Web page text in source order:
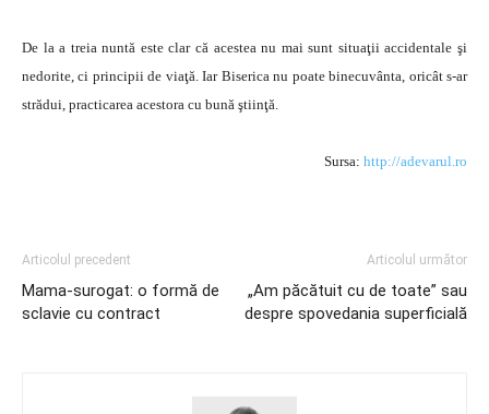
De la a treia nuntă este clar că acestea nu mai sunt situaţii accidentale şi
nedorite, ci principii de viaţă. Iar Biserica nu poate binecuvânta, oricât s-ar
strădui, practicarea acestora cu bună ştiinţă.
Sursa: http://adevarul.ro
Articolul precedent
Mama-surogat: o formă de
sclavie cu contract
Articolul următor
„Am păcătuit cu de toate” sau
despre spovedania superficială